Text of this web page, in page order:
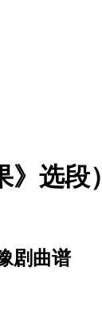
选段）
剧曲谱